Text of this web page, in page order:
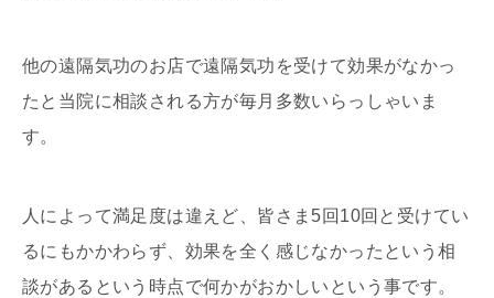
他の遠隔気功のお店で遠隔気功を受けて効果がなかっ
たと当院に相談される方が毎月多数いらっしゃいま
す。
人によって満足度は違えど、皆さま5回10回と受けてい
るにもかかわらず、効果を全く感じなかったという相
談があるという時点で何かがおかしいという事です。